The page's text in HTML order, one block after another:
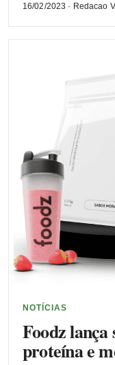
16/02/2023 · Redacao
NOTÍCIAS
Foodz lança
proteína e